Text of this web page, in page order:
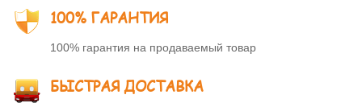
100% ГАРАНТИЯ
100% гарантия на продаваемый товар
БЫСТРАЯ ДОСТАВКА